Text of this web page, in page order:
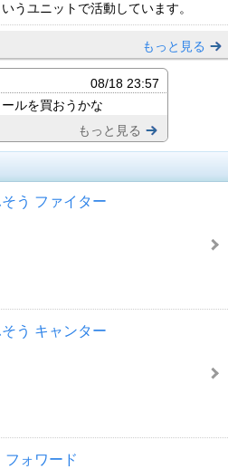
いうユニットで活動しています。
もっと見る
08/18 23:57
ルを買おうかな
もっと見る
う ファイター
う キャンター
フォワード